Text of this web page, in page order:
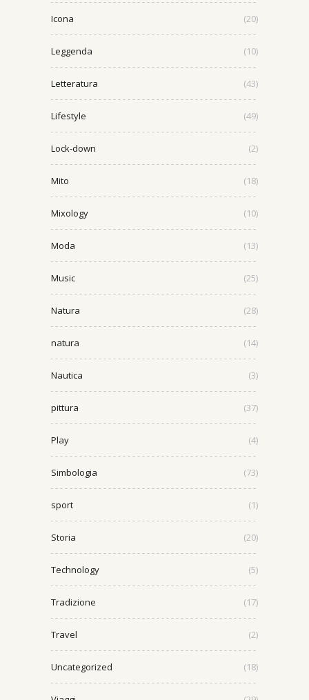
Icona (20)
Leggenda (10)
Letteratura (43)
Lifestyle (49)
Lock-down (2)
Mito (18)
Mixology (10)
Moda (13)
Music (25)
Natura (28)
natura (14)
Nautica (3)
pittura (37)
Play (4)
Simbologia (73)
sport (1)
Storia (20)
Technology (5)
Tradizione (17)
Travel (2)
Uncategorized (18)